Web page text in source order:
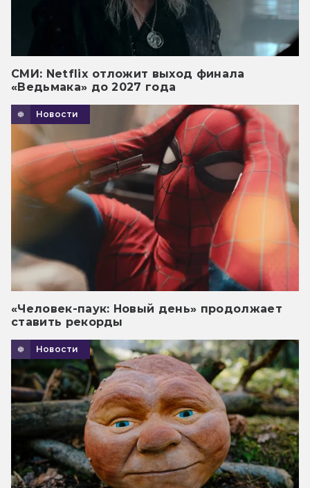
СМИ: Netflix отложит выход финала
«Ведьмака» до 2027 года
Новости
«Человек-паук: Новый день» продолжает
ставить рекорды
Новости